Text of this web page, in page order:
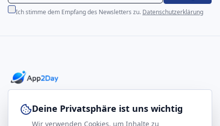
Ich stimme dem Empfang des Newsletters zu. Datenschutzerklärung
Deine Privatsphäre ist uns wichtig
Wir verwenden Cookies, um Inhalte zu